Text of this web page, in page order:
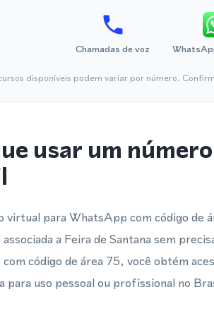
Chamadas de voz
disponíveis podem variar por número.
usar um
virtual para WhatsApp com código
a Feira de Santana sem
código de área 75, você obtém
para uso pessoal ou profissional no